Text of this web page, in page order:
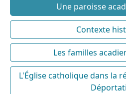
Une paroisse
Contexte
Les familles
L'Église catholique dans la